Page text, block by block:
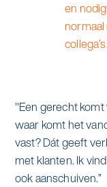
en
"Een gerecht
waar komt het
vast? Dát geeft
met klanten. Ik
ook aanschuiven.”